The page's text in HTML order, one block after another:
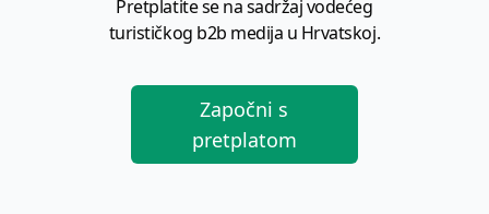
Pretplatite se na sadržaj vodećeg
turističkog b2b medija u Hrvatskoj.
Započni s
pretplatom